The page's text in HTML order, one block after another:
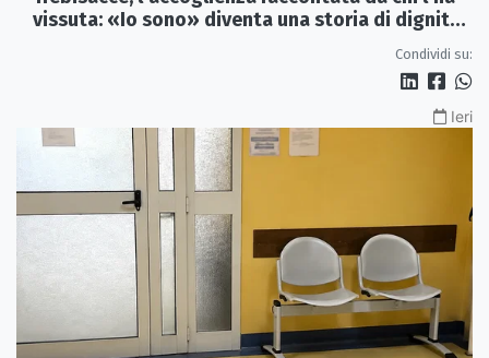
vissuta: «Io sono» diventa una storia di dignità
Condividi su:
Ieri